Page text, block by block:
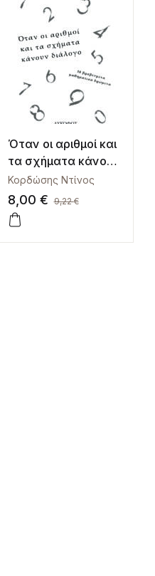
Όταν οι αριθμοί και
τα σχήματα κάνουν
διάλογο
Κορδώσης Ντίνος
8,00 € 9,22€